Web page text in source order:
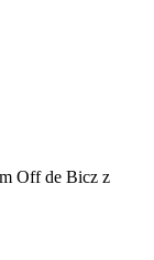
Off de Bicz z